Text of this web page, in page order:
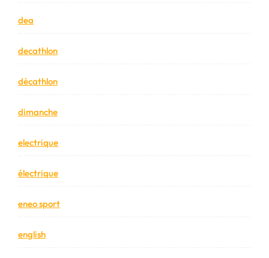
dea
decathlon
décathlon
dimanche
electrique
électrique
eneo sport
english